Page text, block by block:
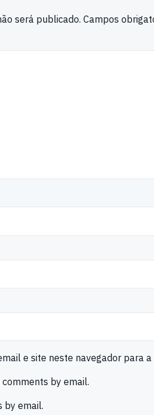
será publicado. Campos
e site neste navegador para
by email.
by email.